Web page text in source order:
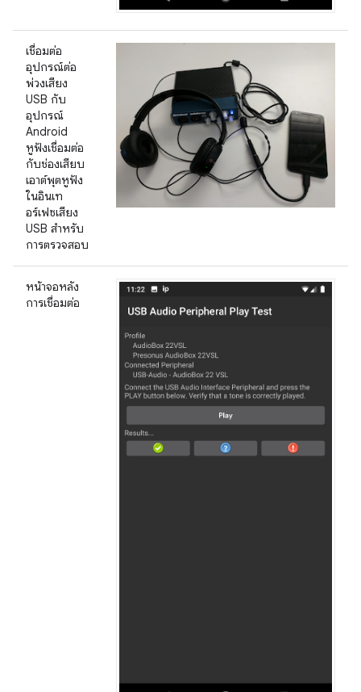
เชื่อมต่อ
อุปกรณ์ต่อ
พ่วงเสียง
USB กับ
อุปกรณ์
Android
หูฟังเชื่อมต่อ
กับช่องเสียบ
เอาต์พุตหูฟัง
ในอินเท
อร์เฟซเสียง
USB สำหรับ
การตรวจสอบ
หน้าจอหลัง
การเชื่อมต่อ